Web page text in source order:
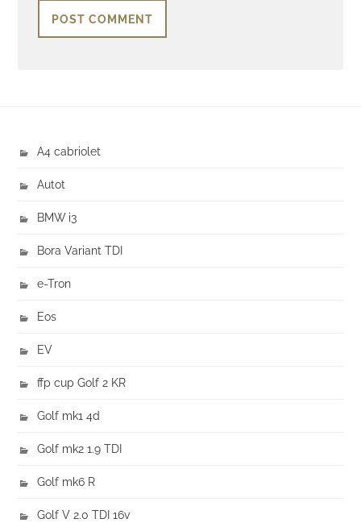
A4 cabriolet
Autot
BMW i3
Bora Variant TDI
e-Tron
Eos
EV
ffp cup Golf 2 KR
Golf mk1 4d
Golf mk2 1.9 TDI
Golf mk6 R
Golf V 2.0 TDI 16v